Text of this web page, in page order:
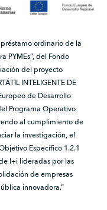
ordinario de la
PYMEs”, del Fondo
del proyecto
INTELIGENTE DE
de Desarrollo
Programa Operativo
al cumplimiento de
la investigación, el
Específico 1.2.1
I+i lideradas por las
de empresas
innovadora.”